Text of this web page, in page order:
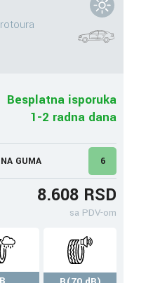
Besplatna isporuka
1-2 radna dana
GUMA 6
8.608 RSD
sa PDV-om